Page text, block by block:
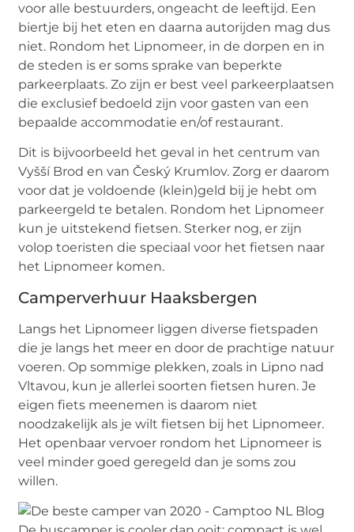
voor alle bestuurders, ongeacht de leeftijd. Een
biertje bij het eten en daarna autorijden mag dus
niet. Rondom het Lipnomeer, in de dorpen en in
de steden is er soms sprake van beperkte
parkeerplaats. Zo zijn er best veel parkeerplaatsen
die exclusief bedoeld zijn voor gasten van een
bepaalde accommodatie en/of restaurant.
Dit is bijvoorbeeld het geval in het centrum van
Vyšší Brod en van Český Krumlov. Zorg er daarom
voor dat je voldoende (klein)geld bij je hebt om
parkeergeld te betalen. Rondom het Lipnomeer
kun je uitstekend fietsen. Sterker nog, er zijn
volop toeristen die speciaal voor het fietsen naar
het Lipnomeer komen.
Camperverhuur Haaksbergen
Langs het Lipnomeer liggen diverse fietspaden
die je langs het meer en door de prachtige natuur
voeren. Op sommige plekken, zoals in Lipno nad
Vltavou, kun je allerlei soorten fietsen huren. Je
eigen fiets meenemen is daarom niet
noodzakelijk als je wilt fietsen bij het Lipnomeer.
Het openbaar vervoer rondom het Lipnomeer is
veel minder goed geregeld dan je soms zou
willen.